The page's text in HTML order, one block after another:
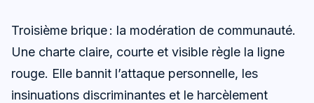
Troisième brique : la modération de communauté.
Une charte claire, courte et visible règle la ligne
rouge. Elle bannit l’attaque personnelle, les
insinuations discriminantes et le harcèlement